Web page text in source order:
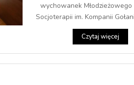
wychowanek Młodzieżowego
Socjoterapii im. Kompanii
Czytaj więcej